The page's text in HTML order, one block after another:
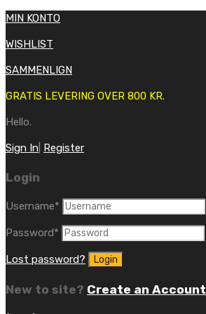
MIN KONTO
WISHLIST
SAMMENLIGN
GRATIS LEVERING OVER 800 KR.
Hello.
Sign In Register
Login
Username*
Password*
Lost password?
New to site? Create an Account